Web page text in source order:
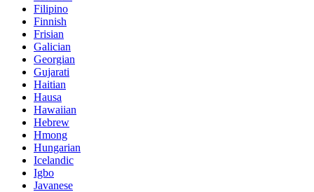
Filipino
Finnish
Frisian
Galician
Georgian
Gujarati
Haitian
Hausa
Hawaiian
Hebrew
Hmong
Hungarian
Icelandic
Igbo
Javanese